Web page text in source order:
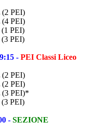
(2 PEI)
(4 PEI)
(1 PEI)
(3 PEI)
- PEI Classi Liceo
(2 PEI)
(2 PEI)
(3 PEI)*
(3 PEI)
- SEZIONE